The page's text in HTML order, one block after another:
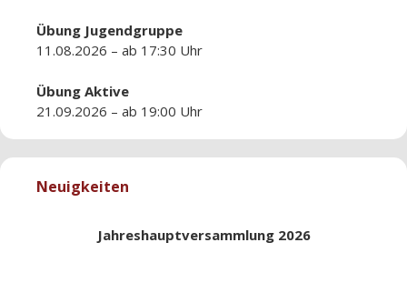
Übung Jugendgruppe
11.08.2026 – ab 17:30 Uhr
Übung Aktive
21.09.2026 – ab 19:00 Uhr
Neuigkeiten
Jahreshauptversammlung 2026